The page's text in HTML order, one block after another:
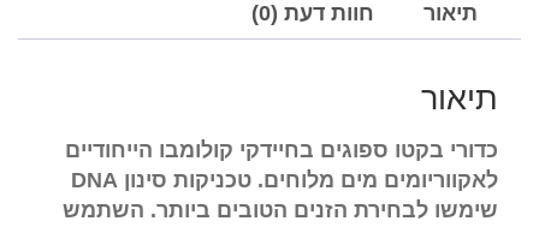
בשחרור
תיאור חוות דעת (0)
תיאור
כדורי בקטו ספוגים בחיידקי קולומבו הייחודיים
לאקווריומים מים מלוחים. טכניקות סינון DNA
שימשו לבחירת הזנים הטובים ביותר. השתמש